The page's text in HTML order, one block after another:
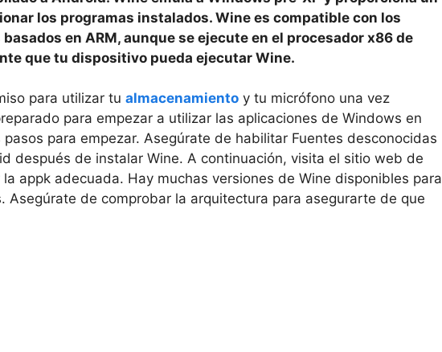
los programas instalados. Wine es compatible con los
en ARM, aunque se ejecute en el procesador x86 de
que tu dispositivo pueda ejecutar Wine.
para utilizar tu almacenamiento y tu micrófono una vez
para empezar a utilizar las aplicaciones de Windows en
para empezar. Asegúrate de habilitar Fuentes desconocidas
después de instalar Wine. A continuación, visita el sitio web de
appk adecuada. Hay muchas versiones de Wine disponibles para
Asegúrate de comprobar la arquitectura para asegurarte de que